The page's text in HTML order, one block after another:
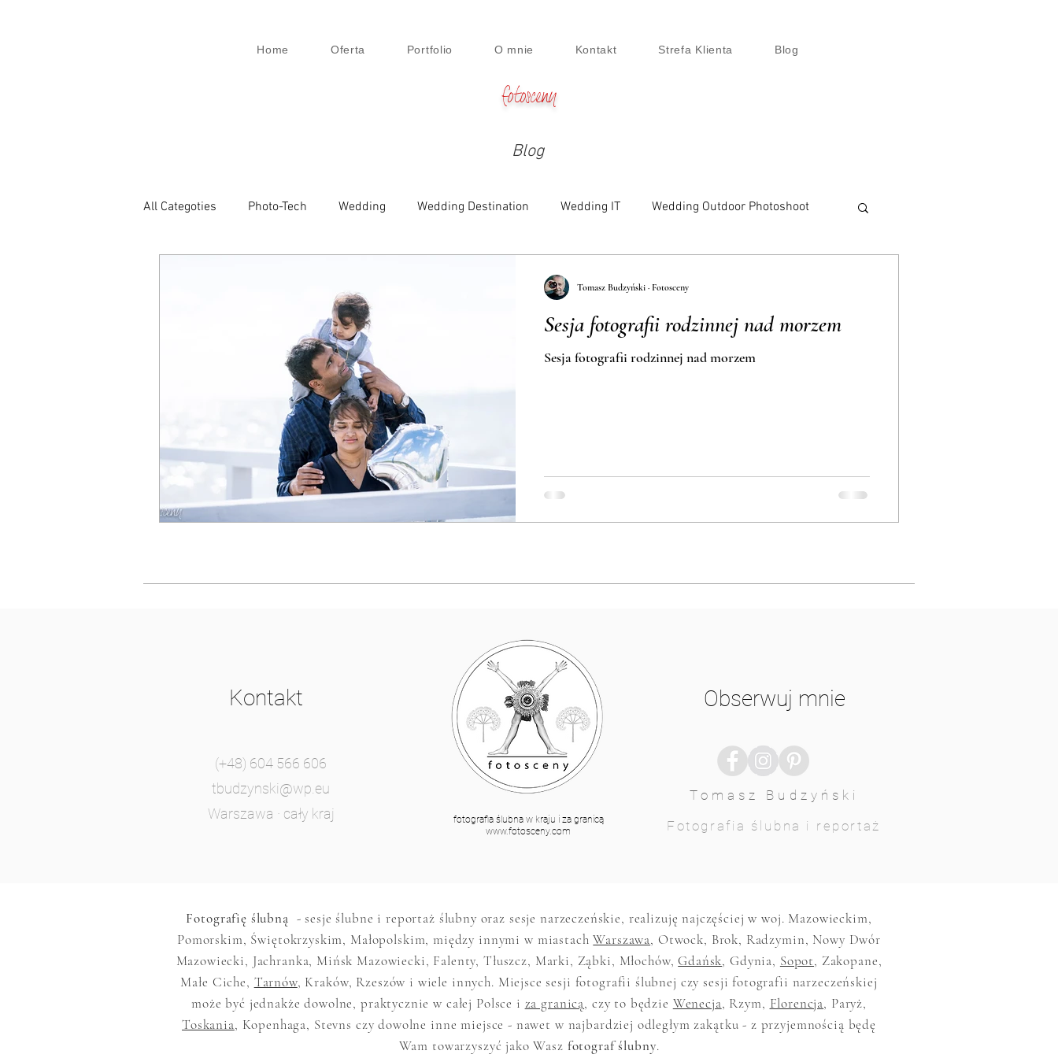
Home Oferta Portfolio O mnie Kontakt Strefa Klienta Blog
fotosceny
Blog
All Categoties Photo-Tech Wedding Wedding Destination Wedding IT Wedding Outdoor Photoshoot
Event Business Session Maternity
Sesja fotografii rodzinnej nad morzem
Sesja fotografii rodzinnej nad morzem
Tomasz Budzyński · Fotosceny
Kontakt
(+48) 604 566 606
tbudzynski@wp.eu
Warszawa · cały kraj
fotografia ślubna w kraju i za granicą
www.fotosceny.com
Obserwuj mnie
Tomasz Budzyński
Fotografia ślubna i reportaż
Fotografię ślubną - sesje ślubne i reportaż ślubny oraz sesje narzeczeńskie, realizuję najczęściej w woj. Mazowieckim,
Pomorskim, Świętokrzyskim, Małopolskim, między innymi w miastachWarszawa, Otwock, Brok, Radzymin, Nowy Dwór
Mazowiecki, Jachranka, Mińsk Mazowiecki, Falenty, Tłuszcz, Marki, Ząbki, Młochów,Gdańsk, Gdynia, Sopot, Zakopane,
Małe Ciche, Tarnów, Kraków, Rzeszów i wiele innych. Miejsce sesji fotografii ślubnej czy sesji fotografii narzeczeńskiej
może być jednakże dowolne, praktycznie w całej Polsce i za granicą, czy to będzie Wenecja, Rzym, Florencja, Paryż,
Toskania, Kopenhaga, Stevns czy dowolne inne miejsce - nawet w najbardziej odległym zakątku - z przyjemnością będę
Wam towarzyszyć jako Wasz fotograf ślubny.